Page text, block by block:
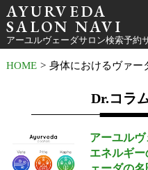
AYURVEDA
SALON NAVI
アーユルヴェーダサロン検索予約
HOME > 身体におけるヴァー
Dr.コラ
アーユル
エネルギ